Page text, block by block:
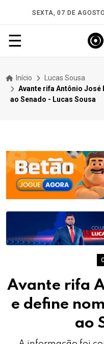
SEXTA, 07 DE
☰
Início
Lucas Sousa
Avante rifa Antônio José
ao Senado - Lucas Sousa
Avante rifa
e define
ao